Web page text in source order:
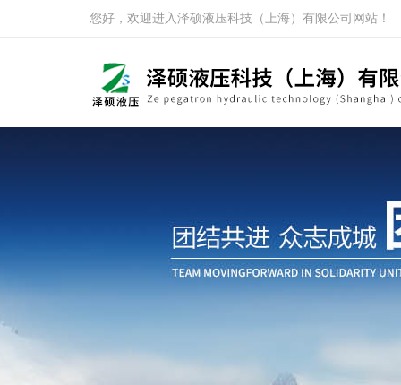
您好，欢迎进入泽硕液压科技（上海）有限公司网站！